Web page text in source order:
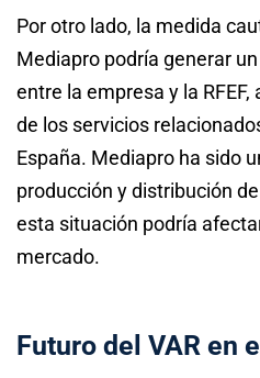
Por otro lado, la medida
Mediapro podría generar
entre la empresa y la
de los servicios
España. Mediapro ha sido
producción y distribución
esta situación podría
mercado.
Futuro del VAR en